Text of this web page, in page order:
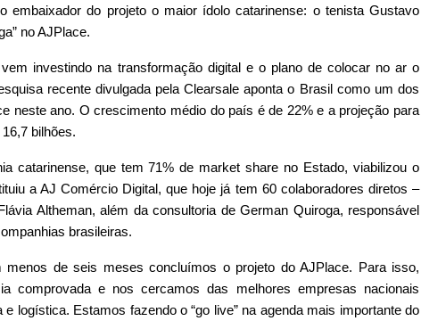
embaixador do projeto o maior ídolo catarinense: o tenista Gustavo
no AJPlace.
investindo na transformação digital e o plano de colocar no ar o
recente divulgada pela Clearsale aponta o Brasil como um dos
neste ano. O crescimento médio do país é de 22% e a projeção para
bilhões.
catarinense, que tem 71% de market share no Estado, viabilizou o
a AJ Comércio Digital, que hoje já tem 60 colaboradores diretos –
Altheman, além da consultoria de German Quiroga, responsável
brasileiras.
menos de seis meses concluímos o projeto do AJPlace. Para isso,
comprovada e nos cercamos das melhores empresas nacionais
logística. Estamos fazendo o “go live” na agenda mais importante do